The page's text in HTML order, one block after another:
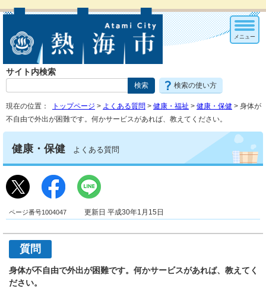
サイト内検索
検索の使い方
メニュー
現在の位置： トップページ > よくある質問 > 健康・福祉 > 健康・保健 > 身体が
不自由で外出が困難です。何かサービスがあれば、教えてください。
健康・保健 よくある質問
ページ番号1004047 更新日 平成30年1月15日
質問
身体が不自由で外出が困難です。何かサービスがあれば、教えてく
ださい。